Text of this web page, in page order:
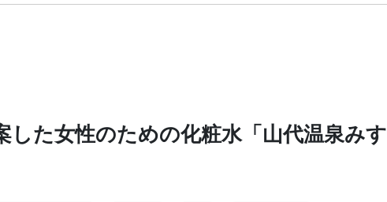
した女性のための化粧水「山代温泉みす